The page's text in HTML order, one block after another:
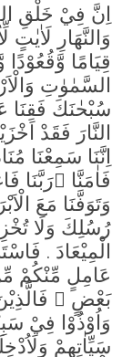
اِنَّ فِيْ خَلْقِ
وَالنَّهَارِ لَاٰيٰتٍ
قِيَامًا
السَّمٰوٰتِ
سُبْحٰنَكَ فَقِنَا
النَّارَ فَقَدْ
اِنَّنَا سَمِعْنَا
فَاٰمَنَّا ۖرَبَّنَا
وَتَوَفَّنَا مَعَ
رُسُلِكَ وَلَا
الْمِيْعَادَ .
عَامِلٍ مِّنْكُمْ
بَعْضٍ
وَاُوْذُوْا فِيْ
سَيِّاٰتِهِمْ